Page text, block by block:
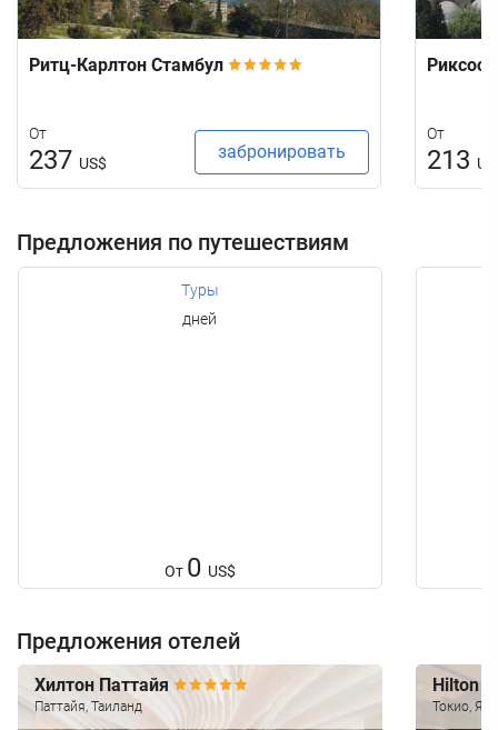
Ритц-Карлтон Стамбул
От
237 US$
забронировать
Риксос
От
213
Предложения по путешествиям
Туры
дней
От 0 US$
Предложения отелей
Хилтон Паттайя
Паттайя, Таиланд
Hilton
Токио,